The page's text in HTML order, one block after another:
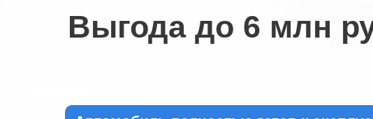
Выгода до 6 млн